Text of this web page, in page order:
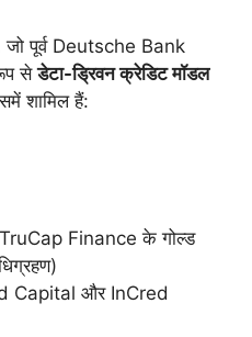
पूर्व Deutsche Bank
सेडेटा-ड्रिवन क्रेडिट मॉडल
शामिल हैं:
TruCap Finance के गोल्ड
Capital और InCred